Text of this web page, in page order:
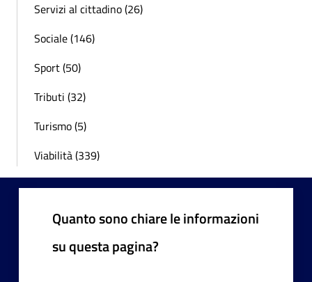
Servizi al cittadino (26)
Sociale (146)
Sport (50)
Tributi (32)
Turismo (5)
Viabilità (339)
Quanto sono chiare le informazioni
su questa pagina?